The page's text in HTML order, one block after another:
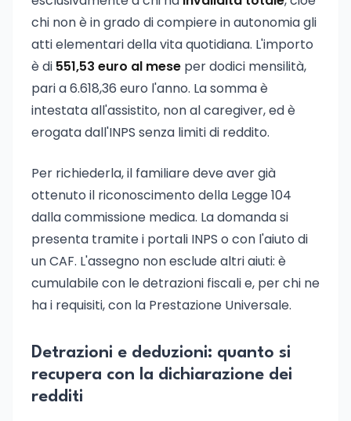
chi non è in grado di compiere in autonomia gli
atti elementari della vita quotidiana. L'importo
è di 551,53 euro al mese per dodici mensilità,
pari a 6.618,36 euro l'anno. La somma è
intestata all'assistito, non al caregiver, ed è
erogata dall'INPS senza limiti di reddito.
Per richiederla, il familiare deve aver già
ottenuto il riconoscimento della Legge 104
dalla commissione medica. La domanda si
presenta tramite i portali INPS o con l'aiuto di
un CAF. L'assegno non esclude altri aiuti: è
cumulabile con le detrazioni fiscali e, per chi ne
ha i requisiti, con la Prestazione Universale.
Detrazioni e deduzioni: quanto si
recupera con la dichiarazione dei
redditi